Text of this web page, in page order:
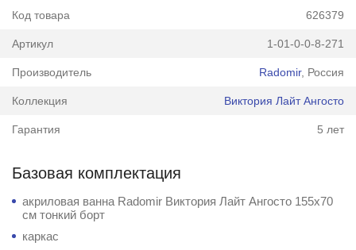
Код товара 626379
Артикул 1-01-0-0-8-271
Производитель Radomir, Россия
Коллекция Виктория Лайт Ангосто
Гарантия 5 лет
Базовая комплектация
акриловая ванна Radomir Виктория Лайт Ангосто 155x70
см тонкий борт
каркас